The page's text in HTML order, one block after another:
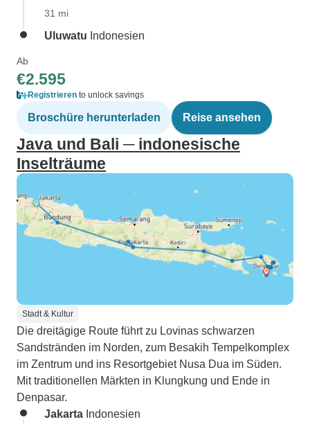
31 mi
Uluwatu Indonesien
Ab
€2.595
Registrieren to unlock savings
Broschüre herunterladen Reise ansehen
Java und Bali ─ indonesische
Inselträume
Stadt & Kultur
Die dreitägige Route führt zu Lovinas schwarzen
Sandstränden im Norden, zum Besakih Tempelkomplex
im Zentrum und ins Resortgebiet Nusa Dua im Süden.
Mit traditionellen Märkten in Klungkung und Ende in
Denpasar.
Jakarta Indonesien